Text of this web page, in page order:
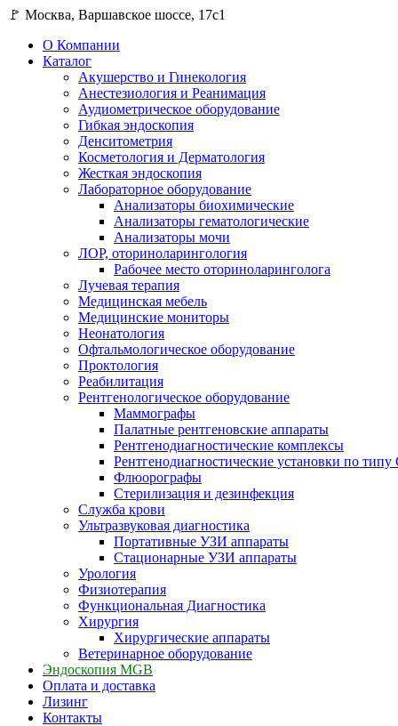
🚩 Москва, Варшавское шоссе, 17с1
О Компании
Каталог
Акушерство и Гинекология
Анестезиология и Реанимация
Аудиометрическое оборудование
Гибкая эндоскопия
Денситометрия
Косметология и Дерматология
Жесткая эндоскопия
Лабораторное оборудование
Анализаторы биохимические
Анализаторы гематологические
Анализаторы мочи
ЛОР, оториноларингология
Рабочее место оториноларинголога
Лучевая терапия
Медицинская мебель
Медицинские мониторы
Неонатология
Офтальмологическое оборудование
Проктология
Реабилитация
Рентгенологическое оборудование
Маммографы
Палатные рентгеновские аппараты
Рентгенодиагностические комплексы
Рентгенодиагностические установки по типу
Флюорографы
Стерилизация и дезинфекция
Служба крови
Ультразвуковая диагностика
Портативные УЗИ аппараты
Стационарные УЗИ аппараты
Урология
Физиотерапия
Функциональная Диагностика
Хирургия
Хирургические аппараты
Ветеринарное оборудование
Эндоскопия MGB
Оплата и доставка
Лизинг
Контакты